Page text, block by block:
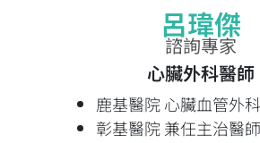
呂瑋傑
諮詢專家
心臟外科醫師
鹿基醫院 心臟血管外
彰基醫院 兼任主治醫師